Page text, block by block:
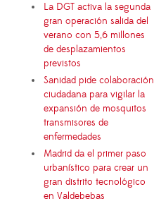
La DGT activa la segunda
gran operación salida del
verano con 5,6 millones
de desplazamientos
previstos
Sanidad pide colaboración
ciudadana para vigilar la
expansión de mosquitos
transmisores de
enfermedades
Madrid da el primer paso
urbanístico para crear un
gran distrito tecnológico
en Valdebebas